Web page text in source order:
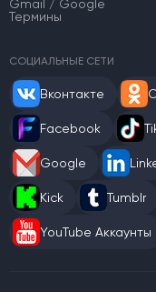
Gmail / Google
Термины
СОЦИАЛЬНЫЕ СЕТИ
Вконтакте
Facebook
Google
Kick Tumblr
YouTube Аккаунты